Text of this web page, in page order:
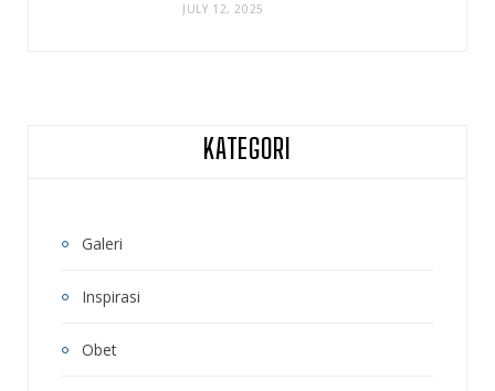
JULY 12, 2025
KATEGORI
Galeri
Inspirasi
Obet